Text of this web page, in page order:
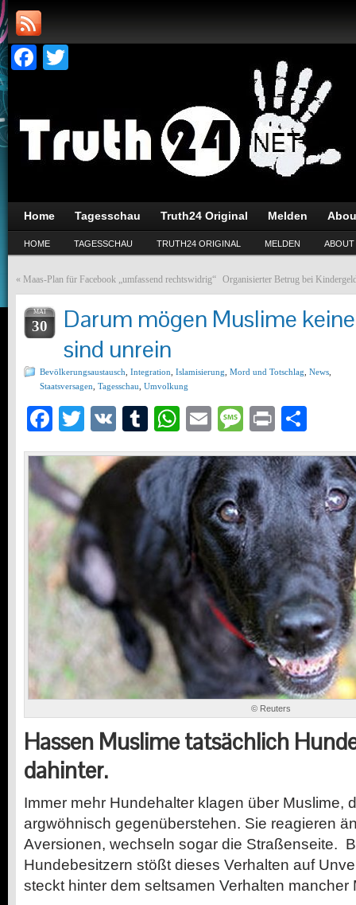
Facebook
Home Tagesschau Truth24 Original Melden
HOME TAGESSCHAU TRUTH24 ORIGINAL MELDEN ABOUT
« Maas-Plan für Facebook „umfassend rechtswidrig“ Organisierter Betrug bei
MAI
30
Darum mögen Muslime
sind unrein
Bevölkerungsaustausch Integration Islamisierung Mord und Totschlag News
Staatsversagen Tagesschau Umvolkung
Facebook
Twitter
VK Tumblr
WhatsApp
EmailMessage
Print
© Reuters
Hassen Muslime tatsächlich
dahinter.
Immer mehr Hundehalter klagen über Muslime,
argwöhnisch gegenüberstehen. Sie reagieren
Aversionen, wechseln sogar die Straßenseite.
Hundebesitzern stößt dieses Verhalten auf
steckt hinter dem seltsamen Verhalten mancher